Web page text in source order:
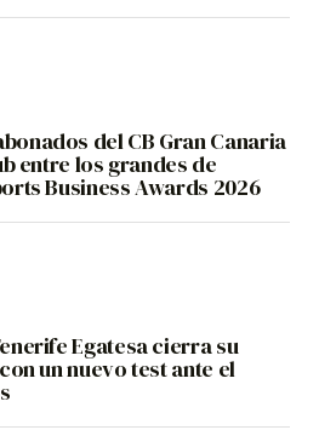
del CB Gran Canaria
entre los grandes de
Business Awards 2026
Egatesa cierra su
un nuevo test ante el